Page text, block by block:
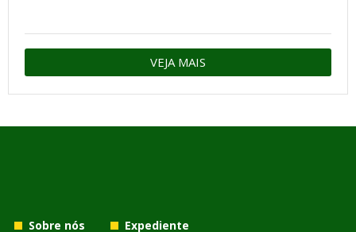
VEJA MAIS
Sobre nós Expediente